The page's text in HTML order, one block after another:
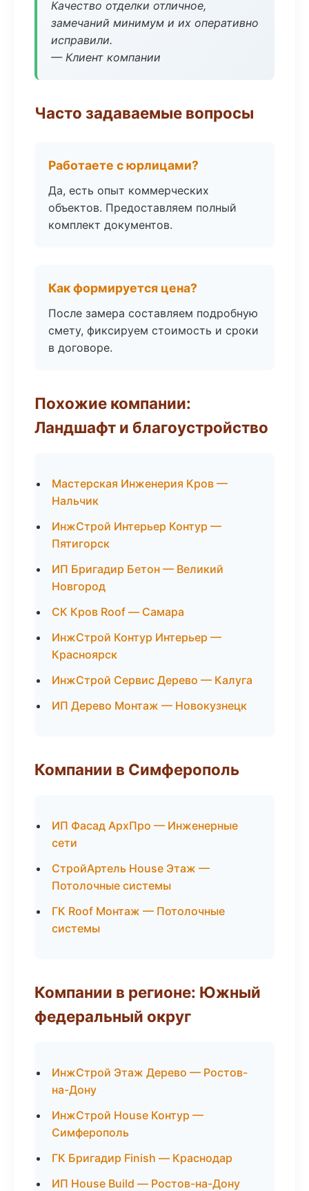
Качество отделки отличное,
замечаний минимум и их оперативно
исправили.
— Клиент компании
Часто задаваемые вопросы
Работаете с юрлицами?
Да, есть опыт коммерческих
объектов. Предоставляем полный
комплект документов.
Как формируется цена?
После замера составляем подробную
смету, фиксируем стоимость и сроки
в договоре.
Похожие компании:
Ландшафт и благоустройство
Мастерская Инженерия Кров —
Нальчик
ИнжСтрой Интерьер Контур —
Пятигорск
ИП Бригадир Бетон — Великий
Новгород
СК Кров Roof — Самара
ИнжСтрой Контур Интерьер —
Красноярск
ИнжСтрой Сервис Дерево — Калуга
ИП Дерево Монтаж — Новокузнецк
Компании в Симферополь
ИП Фасад АрхПро — Инженерные
сети
СтройАртель House Этаж —
Потолочные системы
ГК Roof Монтаж — Потолочные
системы
Компании в регионе: Южный
федеральный округ
ИнжСтрой Этаж Дерево — Ростов-
на-Дону
ИнжСтрой House Контур —
Симферополь
ГК Бригадир Finish — Краснодар
ИП House Build — Ростов-на-Дону